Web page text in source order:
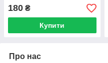
180 ₴
Купити
Про нас